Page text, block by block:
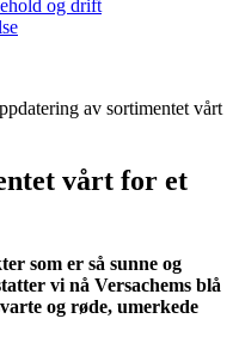
og drift
av sortimentet vårt
vårt for et
som er så sunne og
vi nå Versachems blå
og røde, umerkede